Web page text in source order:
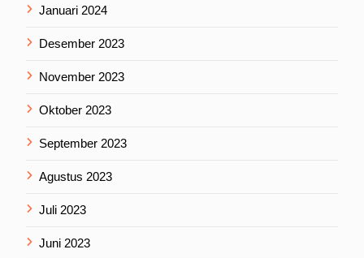
Januari 2024
Desember 2023
November 2023
Oktober 2023
September 2023
Agustus 2023
Juli 2023
Juni 2023